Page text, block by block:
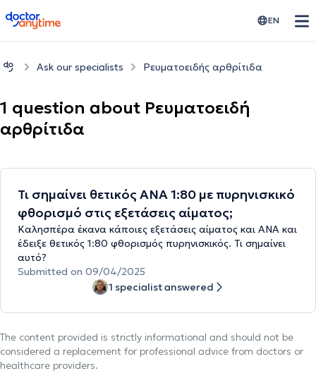
doctoranytime EN
Ask our specialists Ρευματοειδής αρθρίτιδα
1 question about Ρευματοειδή
αρθρίτιδα
Τι σημαίνει θετικός ΑΝΑ 1:80 με πυρηνισκικό
φθορισμό στις εξετάσεις αίματος;
Καλησπέρα έκανα κάποιες εξετάσεις αίματος και ΑΝΑ και
έδειξε θετικός 1:80 φθορισμός πυρηνισκικός. Τι σημαίνει
αυτό?
Submitted on 09/04/2025
1 specialist answered
The content provided is strictly informational and should not be
considered a replacement for professional advice from doctors or
healthcare providers.